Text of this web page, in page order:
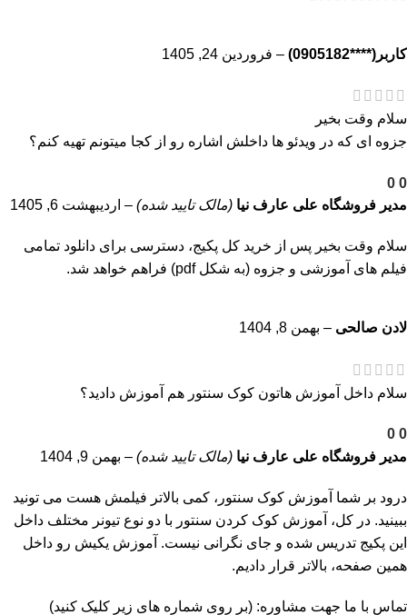
کاربر(****0905182) – فروردین 24, 1405
سلام وقت بخیر
جزوه ای که در ویدئو ها داخلش اشاره رو از کجا میتونم تهیه کنم؟
0
0
مدیر فروشگاه علی عارف نیا (مالک تایید شده) – اردیبهشت 6, 1405
سلام وقت بخیر پس از خرید کل پکیج، دسترسی برای دانلود تمامی
فیلم های آموزشی و جزوه (به شکل pdf) فراهم خواهد شد.
لادن صالحی – بهمن 8, 1404
سلام داخل آموزش هاتون کوک سنتور هم آموزش دادید؟
0
0
مدیر فروشگاه علی عارف نیا (مالک تایید شده) – بهمن 9, 1404
درود بر شما آموزش کوک سنتور، کمی بالاتر فیلمش هست می تونید
ببینید. در کل، آموزش کوک کردن سنتور با دو نوع تیونر مختلف داخل
این پکیج تدریس شده و جای نگرانی نیست. آموزش یکیش رو داخل
همین صفحه، بالاتر قرار دادیم.
تماس با ما جهت مشاوره: (بر روی شماره های زیر کلیک کنید)